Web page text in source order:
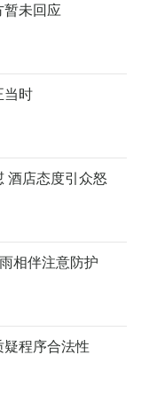
暂未回应
当时
酒店态度引众怒
相伴注意防护
疑程序合法性